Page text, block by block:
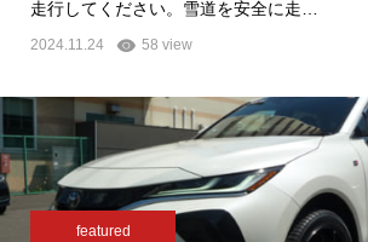
走行してください。雪道を安全に走…
2024.11.24 58 view
featured